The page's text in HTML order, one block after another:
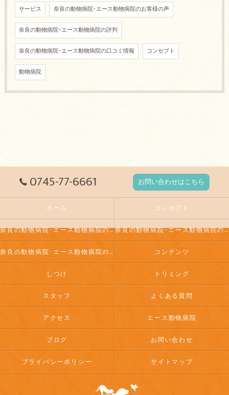
サービス 奈良の動物病院･エース動物病院のお客様の声
奈良の動物病院･エース動物病院の評判
奈良の動物病院･エース動物病院の口コミ情報 コンセプト
動物病院
0745-77-6661 お問い合わせはこちら
ホーム コンセプト
奈良の動物病院･エース動物病院の口コミ情報 奈良の動物病院･エース動物病院の評判
奈良の動物病院･エース動物病院のお客様の声 コンテンツ
しつけ トリミング
スタッフ よくある質問
アクセス エース動物病院
ブログ お問い合わせ
プライバシーポリシー サイトマップ